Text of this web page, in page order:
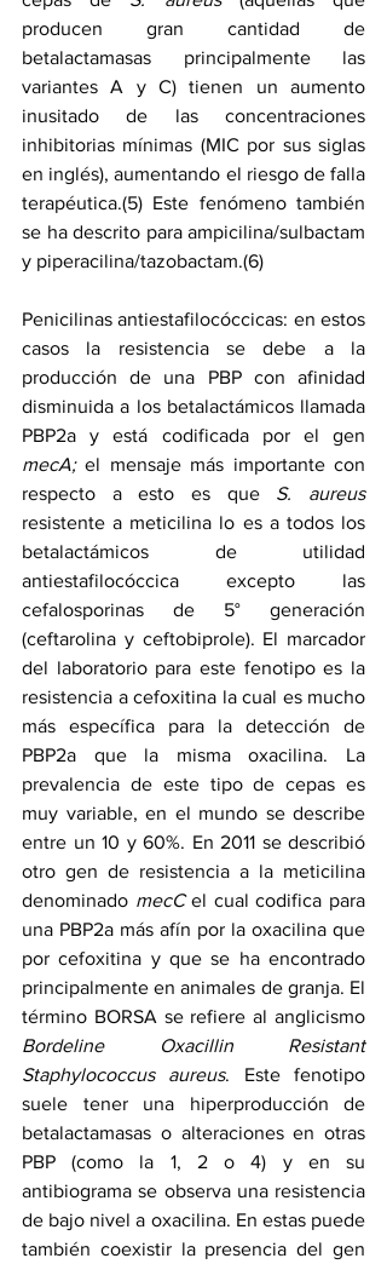
producen gran cantidad de
betalactamasas principalmente las
variantes A y C) tienen un aumento
inusitado de las concentraciones
inhibitorias mínimas (MIC por sus siglas
en inglés), aumentando el riesgo de falla
terapéutica.(5) Este fenómeno también
se ha descrito para ampicilina/sulbactam
y piperacilina/tazobactam.(6)
Penicilinas antiestafilocóccicas: en estos
casos la resistencia se debe a la
producción de una PBP con afinidad
disminuida a los betalactámicos llamada
mecA; el mensaje más importante con
respecto a esto es que
S. aureus
resistente a meticilina lo es a todos los
betalactámicos de utilidad
antiestafilocóccica excepto las
cefalosporinas de 5° generación
(ceftarolina y ceftobiprole). El marcador
del laboratorio para este fenotipo es la
resistencia a cefoxitina la cual es mucho
más específica para la detección de
PBP2a que la misma oxacilina. La
prevalencia de este tipo de cepas es
muy variable, en el mundo se describe
entre un 10 y 60%. En 2011 se describió
otro gen de resistencia a la meticilina
denominado mecC el cual codifica para
una PBP2a más afín por la oxacilina que
por cefoxitina y que se ha encontrado
principalmente en animales de granja. El
Bordeline Oxacillin Resistant
Staphylococcus aureus. Este fenotipo
suele tener una hiperproducción de
betalactamasas o alteraciones en otras
PBP (como la 1, 2 o 4) y en su
antibiograma se observa una resistencia
de bajo nivel a oxacilina. En estas puede